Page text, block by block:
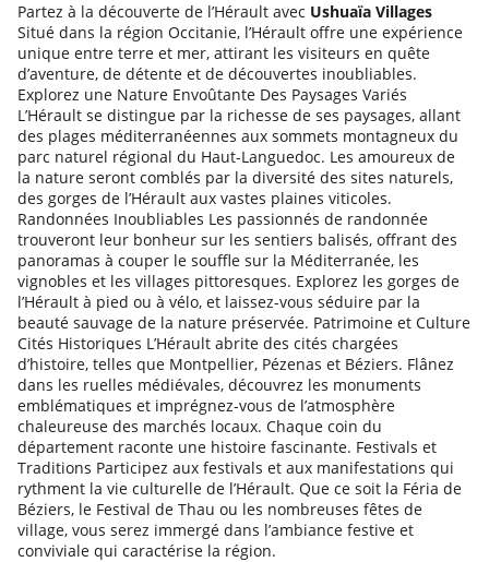
Partez à la découverte de l’Hérault avec Ushuaïa Villages
Situé dans la région Occitanie, l’Hérault offre une expérience
unique entre terre et mer, attirant les visiteurs en quête
d’aventure, de détente et de découvertes inoubliables.
Explorez une Nature Envoûtante Des Paysages Variés
L’Hérault se distingue par la richesse de ses paysages, allant
des plages méditerranéennes aux sommets montagneux du
parc naturel régional du Haut-Languedoc. Les amoureux de
la nature seront comblés par la diversité des sites naturels,
des gorges de l’Hérault aux vastes plaines viticoles.
Randonnées Inoubliables Les passionnés de randonnée
trouveront leur bonheur sur les sentiers balisés, offrant des
panoramas à couper le souffle sur la Méditerranée, les
vignobles et les villages pittoresques. Explorez les gorges de
l’Hérault à pied ou à vélo, et laissez-vous séduire par la
beauté sauvage de la nature préservée. Patrimoine et Culture
Cités Historiques L’Hérault abrite des cités chargées
d’histoire, telles que Montpellier, Pézenas et Béziers. Flânez
dans les ruelles médiévales, découvrez les monuments
emblématiques et imprégnez-vous de l’atmosphère
chaleureuse des marchés locaux. Chaque coin du
département raconte une histoire fascinante. Festivals et
Traditions Participez aux festivals et aux manifestations qui
rythment la vie culturelle de l’Hérault. Que ce soit la Féria de
Béziers, le Festival de Thau ou les nombreuses fêtes de
village, vous serez immergé dans l’ambiance festive et
conviviale qui caractérise la région.